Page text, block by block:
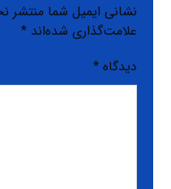
نشانی ایمیل شما منتشر
علامت‌گذاری شده‌اند*
دیدگاه*